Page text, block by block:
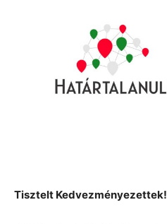
Tisztelt Kedvezményezettek!